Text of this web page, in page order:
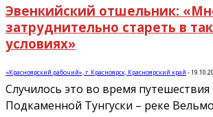
Эвенкийский отшельник:
затруднительно стареть в
условиях»
«Красноярский рабочий», г. Красноярск, Красноярский край -
Случилось это во время
Подкаменной Тунгуски – реке